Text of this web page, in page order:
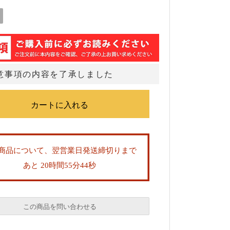
事項の内容を了承しました
品について、翌営業日発送締切りまで
あと 20時間55分43秒
この商品を問い合わせる